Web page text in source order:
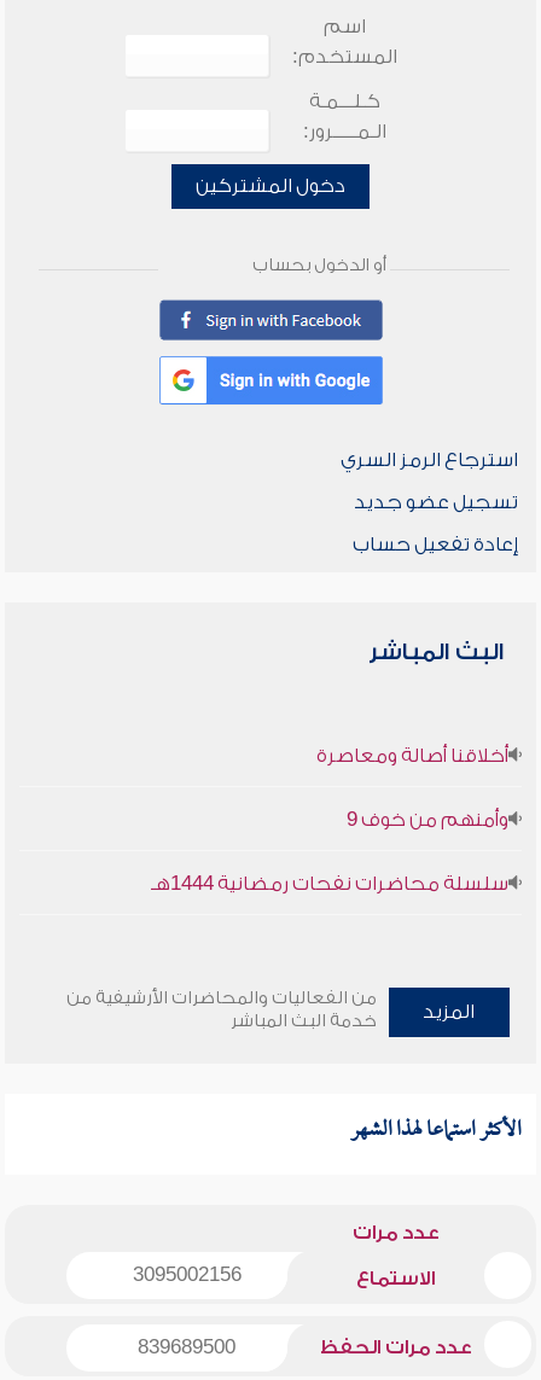
اسم
المستخدم:
كـلـــمـة
الـمـــــرور:
دخول المشتركين
أو الدخول بحساب
استرجاع الرمز السري
تسجيل عضو جديد
إعادة تفعيل حساب
البث المباشر
أخلاقنا أصالة ومعاصرة
وأمنهم من خوف 9
سلسلة محاضرات نفحات رمضانية 1444هـ
المزيد
من الفعاليات والمحاضرات الأرشيفية من
خدمة البث المباشر
الأكثر استماعا لهذا الشهر
عدد مرات
الاستماع 3095002156
عدد مرات الحفظ 839689500